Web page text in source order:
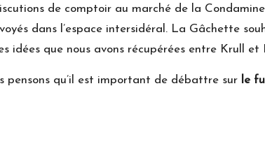
de comptoir au marché de la
dans l’espace intersidéral. La Gâchette
idées que nous avons récupérées entre Krull et
pensons qu’il est important de débattre sur le